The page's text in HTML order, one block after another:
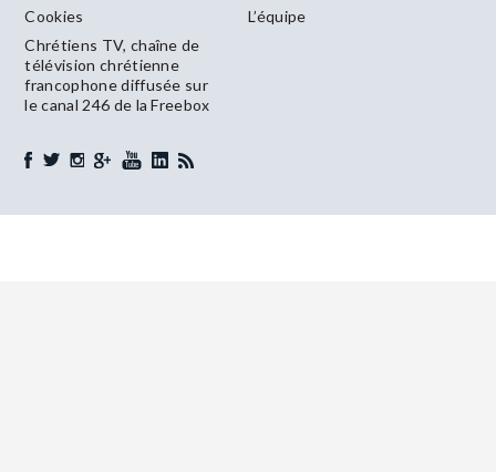
Cookies
L’équipe
Chrétiens TV, chaîne de
télévision chrétienne
francophone diffusée sur
le canal 246 de la Freebox